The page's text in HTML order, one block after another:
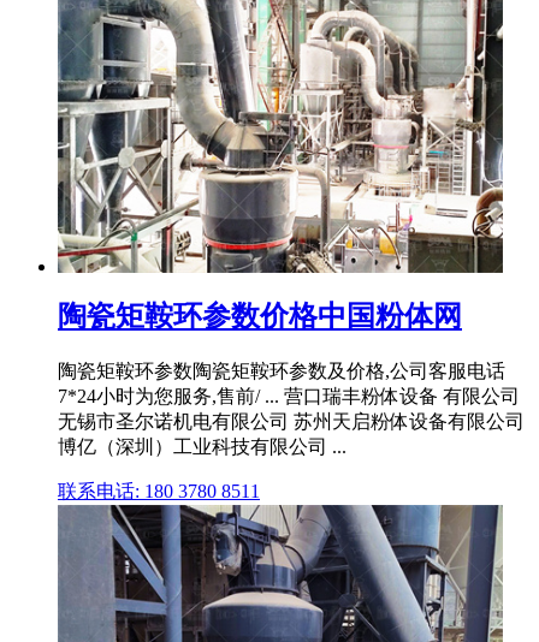
陶瓷矩鞍环参数价格中国粉体网
陶瓷矩鞍环参数陶瓷矩鞍环参数及价格,公司客服电话
7*24小时为您服务,售前/ ... 营口瑞丰粉体设备 有限公司
无锡市圣尔诺机电有限公司 苏州天启粉体设备有限公司
博亿（深圳）工业科技有限公司 ...
联系电话: 180 3780 8511